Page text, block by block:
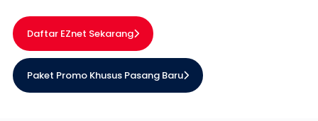
Daftar EZnet Sekarang
Paket Promo Khusus Pasang Baru